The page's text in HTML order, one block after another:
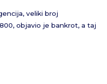
veliki broj
objavio je bankrot, a taj